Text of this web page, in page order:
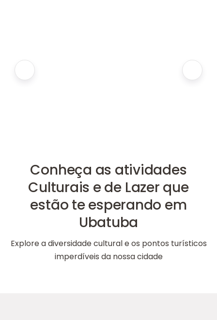
Conheça as atividades
Culturais e de Lazer que
estão te esperando em
Ubatuba
Explore a diversidade cultural e os pontos turísticos
imperdíveis da nossa cidade